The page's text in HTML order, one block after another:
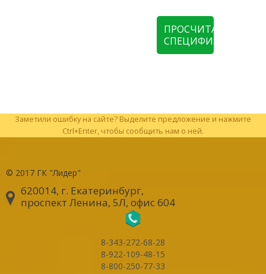
ПРОСЧИТАТЬ
СПЕЦИФИКАЦИЮ
Заметили ошибку на сайте? Выделите предложение и нажмите
Ctrl+Enter, чтобы сообщить нам о ней.
© 2017 ГК "Лидер"
620014, г. Екатеринбург,
проспект Ленина, 5Л, офис 604
8-343-272-68-28
8-922-109-48-15
8-800-250-77-33